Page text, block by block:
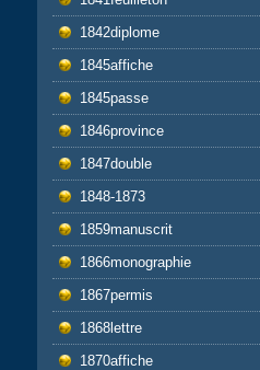
1842diplome
1845affiche
1845passe
1846province
1847double
1848-1873
1859manuscrit
1866monographie
1867permis
1868lettre
1870affiche